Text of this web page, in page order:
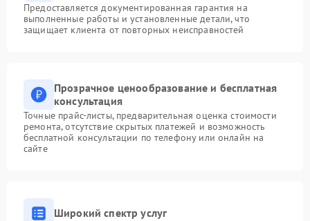
Предоставляется документированная гарантия на
выполненные работы и установленные детали, что
защищает клиента от повторных неисправностей
Прозрачное ценообразование и бесплатная
консультация
Точные прайс-листы, предварительная оценка стоимости
ремонта, отсутствие скрытых платежей и возможность
бесплатной консультации по телефону или онлайн на
сайте
Широкий спектр услуг